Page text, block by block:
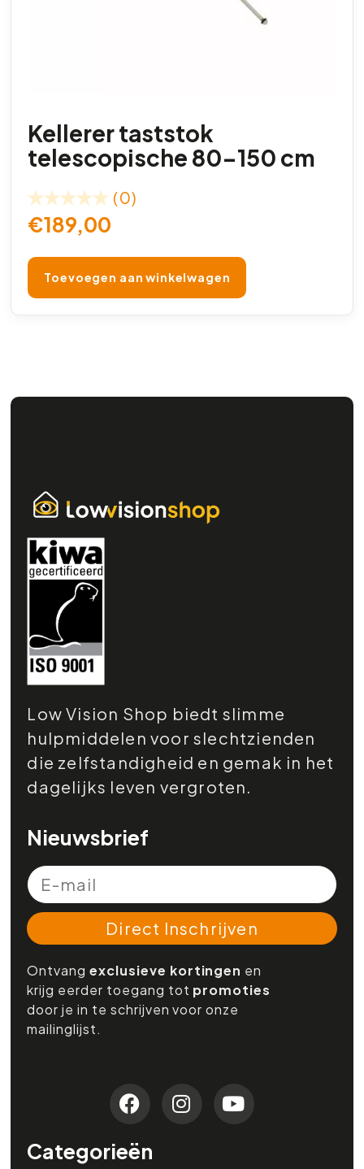
Kellerer taststok
telescopische 80-150 cm
(0)
€189,00
Toevoegen aan winkelwagen
Low Vision Shop biedt slimme
hulpmiddelen voor slechtzienden
die zelfstandigheid en gemak in het
dagelijks leven vergroten.
Nieuwsbrief
Direct Inschrijven
Ontvangexclusieve kortingen en
krijg eerder toegang tot promoties
door je in te schrijven voor onze
mailinglijst.
Categorieën